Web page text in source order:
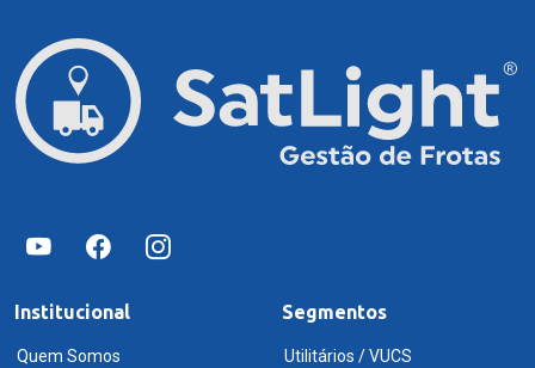
Institucional
Quem Somos
Segmentos
Utilitários / VUCS